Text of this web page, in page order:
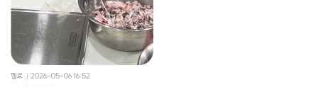
헬로 2026-05-06 16:52